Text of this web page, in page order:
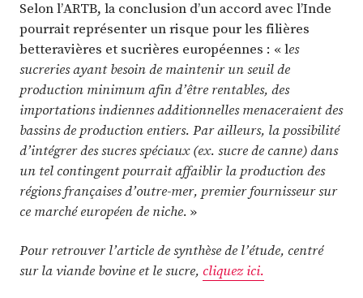
Selon l’ARTB, la conclusion d’un accord avec l’Inde
pourrait représenter un risque pour les filières
betteravières et sucrières européennes : « les
sucreries ayant besoin de maintenir un seuil de
production minimum afin d’être rentables, des
importations indiennes additionnelles menaceraient des
bassins de production entiers. Par ailleurs, la possibilité
d’intégrer des sucres spéciaux (ex. sucre de canne) dans
un tel contingent pourrait affaiblir la production des
régions françaises d’outre-mer, premier fournisseur sur
ce marché européen de niche. »
Pour retrouver l’article de synthèse de l’étude, centré
sur la viande bovine et le sucre, cliquez ici.